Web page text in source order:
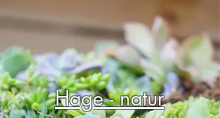
Hage - natur